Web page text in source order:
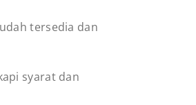
tersedia dan
syarat dan